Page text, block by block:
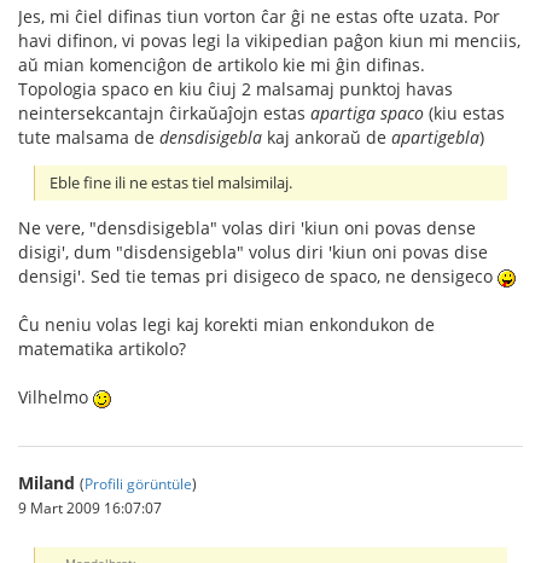
Jes, mi ĉiel difinas tiun vorton ĉar ĝi ne estas ofte uzata. Por
havi difinon, vi povas legi la vikipedian paĝon kiun mi menciis,
aŭ mian komenciĝon de artikolo kie mi ĝin difinas.
Topologia spaco en kiu ĉiuj 2 malsamaj punktoj havas
neintersekcantajn ĉirkaŭaĵojn estas apartiga spaco (kiu estas
tute malsama de densdisigebla kaj ankoraŭ de apartigebla)
Eble fine ili ne estas tiel malsimilaj.
Ne vere, "densdisigebla" volas diri 'kiun oni povas dense
disigi', dum "disdensigebla" volus diri 'kiun oni povas dise
densigi'. Sed tie temas pri disigeco de spaco, ne densigeco
Ĉu neniu volas legi kaj korekti mian enkondukon de
matematika artikolo?
Vilhelmo
Miland (Profili görüntüle)
9 Mart 2009 16:07:07